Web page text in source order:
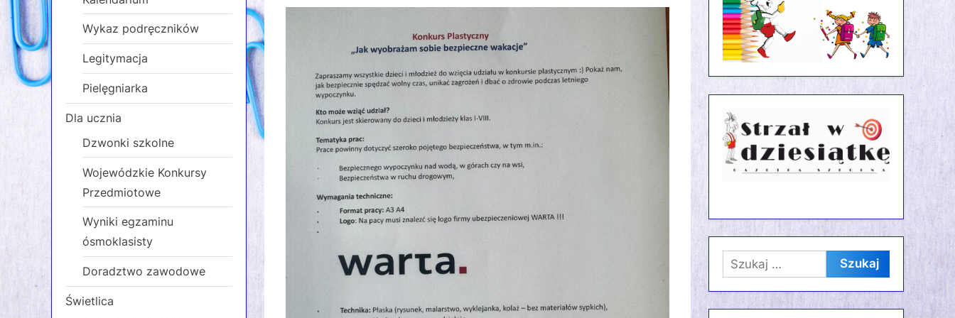
Wykaz podręczników
Legitymacja
Pielęgniarka
Dla ucznia
Dzwonki szkolne
Wojewódzkie Konkursy
Przedmiotowe
Wyniki egzaminu
ósmoklasisty
Doradztwo zawodowe
Świetlica
Szukaj: